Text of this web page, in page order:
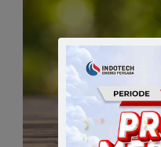
Kesehatan